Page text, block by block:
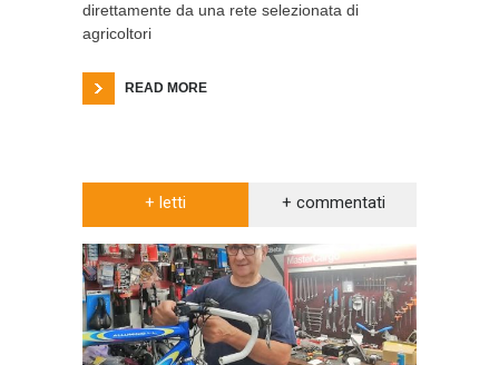
direttamente da una rete selezionata di
agricoltori
READ MORE
+ letti + commentati